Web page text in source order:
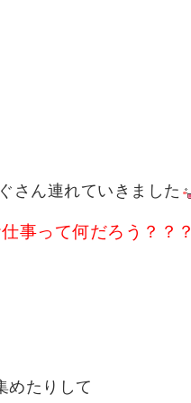
さん連れていきました
事って何だろう？？？
めたりして